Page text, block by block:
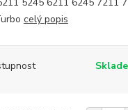
celý popis